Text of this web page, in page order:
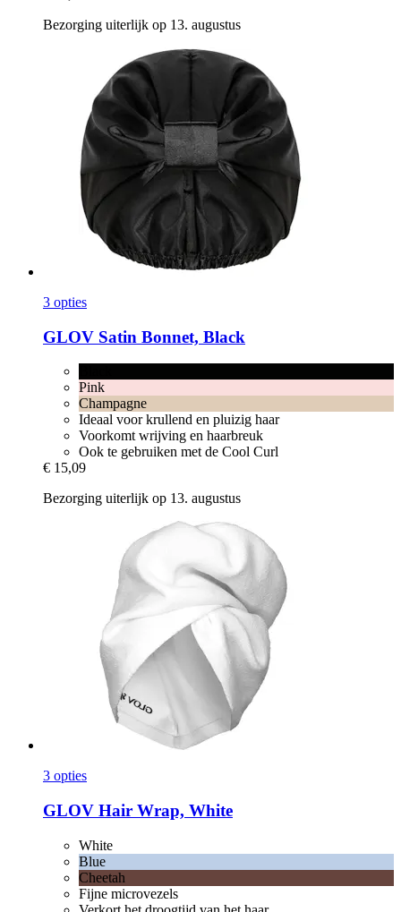
Bezorging uiterlijk op 13. augustus
3 opties
GLOV Satin Bonnet, Black
Pink
Champagne
Ideaal voor krullend en pluizig haar
Voorkomt wrijving en haarbreuk
Ook te gebruiken met de Cool Curl
€ 15,09
Bezorging uiterlijk op 13. augustus
3 opties
GLOV Hair Wrap, White
White
Blue
Cheetah
Fijne microvezels